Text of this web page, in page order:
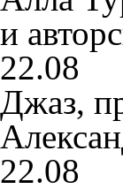
и
22.08
Джаз,
22.08